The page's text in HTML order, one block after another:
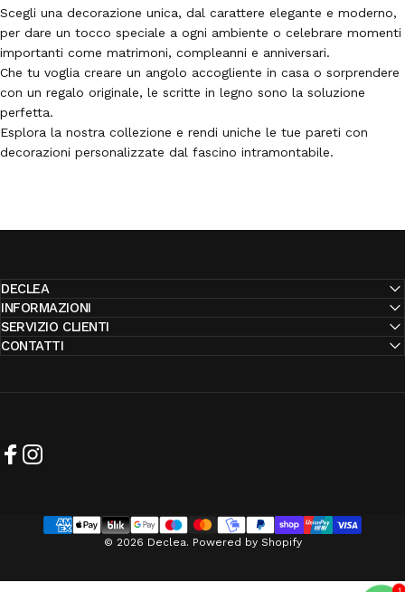
Scegli una decorazione unica, dal carattere elegante e moderno,
per dare un tocco speciale a ogni ambiente o celebrare momenti
importanti come matrimoni, compleanni e anniversari.
Che tu voglia creare un angolo accogliente in casa o sorprendere
con un regalo originale, le scritte in legno sono la soluzione
perfetta.
Esplora la nostra collezione e rendi uniche le tue pareti con
decorazioni personalizzate dal fascino intramontabile.
DECLEA
INFORMAZIONI
SERVIZIO CLIENTI
CONTATTI
© 2026 Declea. Powered by Shopify